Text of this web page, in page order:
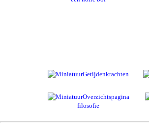
Getijdenkrachten
Overzichtspagina
filosofie